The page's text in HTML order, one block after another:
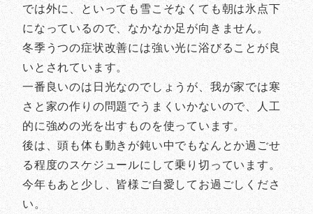
では外に、といっても雪こそなくても朝は氷点下
になっているので、なかなか足が向きません。
冬季うつの症状改善には強い光に浴びることが良
いとされています。
一番良いのは日光なのでしょうが、我が家では寒
さと家の作りの問題でうまくいかないので、人工
的に強めの光を出すものを使っています。
後は、頭も体も動きが鈍い中でもなんとか過ごせ
る程度のスケジュールにして乗り切っています。
今年もあと少し、皆様ご自愛してお過ごしくださ
い。